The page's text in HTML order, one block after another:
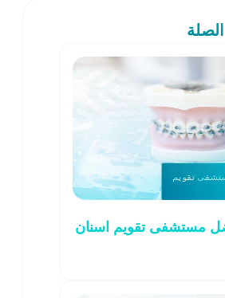
مستشفى تقويم اسنان